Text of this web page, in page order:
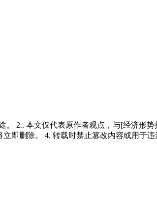
2.. 本文仅代表原作者观点，与[经济形
即删除。 4. 转载时禁止篡改内容或用于